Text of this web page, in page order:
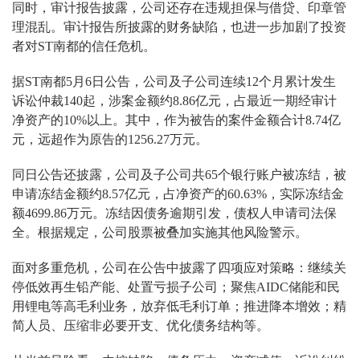
同时，审计报告披露，公司还存在违规担保与借贷、印章管
理混乱。审计报告所披露的财务缺陷，也进一步加剧了投资
者对ST南都的信任危机。
据ST南都5月6日公告，公司及子公司连续12个月累计发生
诉讼仲裁140起，涉案金额约8.86亿元，占最近一期经审计
净资产的10%以上。其中，作为被告的案件金额合计8.74亿
元，远超作为原告的1256.27万元。
同日公告还披露，公司及子公司共65个银行账户被冻结，被
申请冻结金额约8.57亿元，占净资产的60.63%，实际冻结金
额4699.86万元。冻结因债务逾期引发，债权人申请司法保
全。根据规定，公司股票被叠加实施其他风险警示。
面对多重危机，公司在公告中披露了四项应对策略：继续关
停低效再生铅产能、处置亏损子公司；聚焦AIDC储能和民
用锂电等高毛利业务，放弃低毛利订单；推进降本增效；精
简人员、压缩非必要开支、优化债务结构等。